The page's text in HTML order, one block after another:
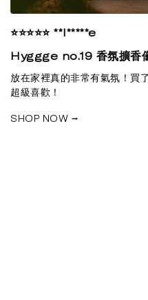
⭐⭐⭐⭐⭐ **l*****e
Hyggge no.19 香氛擴香
放在家裡真的非常有氣氛！買
超級喜歡！
SHOP NOW ⭢